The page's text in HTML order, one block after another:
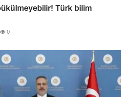
Türk bilim
0